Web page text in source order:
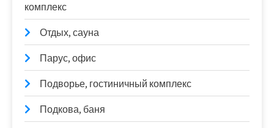
комплекс
Отдых, сауна
Парус, офис
Подворье, гостиничный комплекс
Подкова, баня